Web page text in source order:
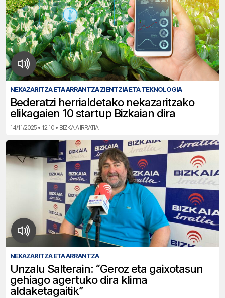
NEKAZARITZA ETA ARRANTZA ZIENTZIA ETA TEKNOLOGIA
Bederatzi herrialdetako nekazaritzako
elikagaien 10 startup Bizkaian dira
14/11/2025 • 12:10 • BIZKAIA IRRATIA
NEKAZARITZA ETA ARRANTZA
Unzalu Salterain: “Geroz eta gaixotasun
gehiago agertuko dira klima
aldaketagaitik”